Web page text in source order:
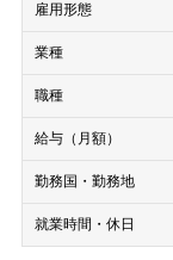
雇用形態
業種
職種
給与（月額）
勤務国・勤務地
就業時間・休日